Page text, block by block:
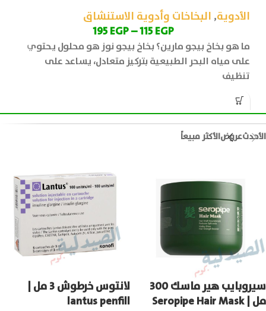
الأدوية, البخاخات وأدوية الاستنشاق
115EGP
–
195EGP
ما هو بخاخ بيجو مارين؟ بخاخ بيجو نوز هو محلول يحتوي
على مياه البحر الطبيعية بتركيز متعادل، يساعد على
تنظيف
الأحدثعروضالأكثر مبيعاً
سيروبايب هير ماسك 300
مل | Seropipe Hair Mask
لانتوس خرطوش 3 مل |
lantus penfill